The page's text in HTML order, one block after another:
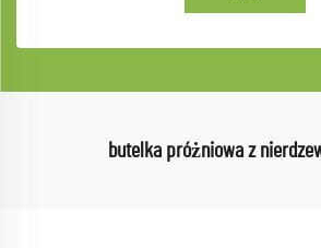
butelka próżniowa z